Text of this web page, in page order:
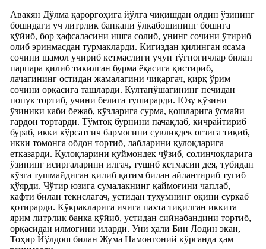
Авакян Дўлма қароргоҳига йўлга чиқишдан олдин ўзининг
бошидаги уч литрлик банкани ўлкабошининг бошига
қўйиб, бор ҳафсаласини ишга солиб, унинг сочини ўтириб
олиб эринмасдан турмакларди. Кигиздан қилинган ясама
сочини шамол учириб кетмаслиги учун тўғноғичлар билан
парпара қилиб тикилган бурма ёқасига қистириб,
лачагининг остидан жамалагини чиқаргач, қирқ ўрим
сочини орқасига ташларди. Култапўшагининг печидан
попук тортиб, учини белига туширарди. Юзу кўзини
ўзиники каби бежаб, кўзларига сурма, қошларига ўсмайи
гардон тортарди. Тўмтоқ бурнини пачақлаб, кичрайтириб
бураб, икки кўрсатгич бармоғини сувлиқдек оғзига тиқиб,
икки томонга обдон тортиб, лабларини қулоқларига
етказарди. Қулоқларини қуймондек чўзиб, солинчоқларига
ўзининг исирғаларини илгач, тушиб кетмасин дея, тубидан
кўзга тушмайдиган қилиб қатим билан айлантириб тугиб
қўярди. Чўтир юзига сумалакнинг қаймоғини чаплаб,
кафти билан текислагач, устидан тухумнинг оқини суркаб
қотирарди. Кўкракларига ичига пахта тиқилган иккита
ярим литрлик банка қўйиб, устидан сийнабандини тортиб,
орқасидан илмоғини иларди. Уни ҳали Бин Лодин экан,
Тоҳир Йўлдош билан Жума Намонгоний кўрганда ҳам